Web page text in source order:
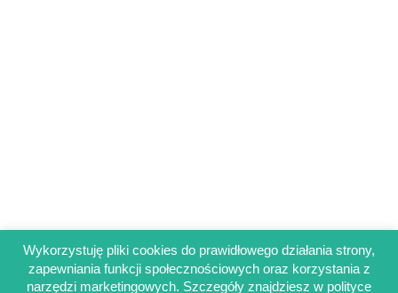
Regulamin sklepu
Wykorzystuję pliki cookies do prawidłowego działania strony,
zapewniania funkcji społecznościowych oraz korzystania z
narzędzi marketingowych. Szczegóły znajdziesz w polityce